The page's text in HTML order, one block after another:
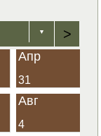
▼ >
Апр
31
Авг
4